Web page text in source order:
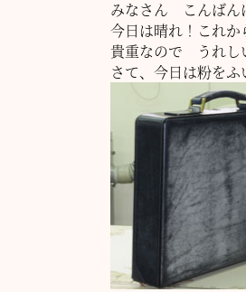
みなさん こんばん
今日は晴れ！これ
貴重なので うれし
さて、今日は粉をふ